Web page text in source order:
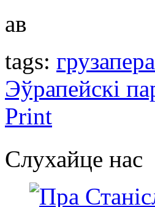
ав
tags:
Эўрапейскі
Print
Слухайце нас